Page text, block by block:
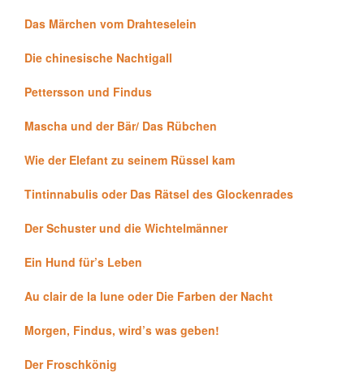
Das Märchen vom Drahteselein
Die chinesische Nachtigall
Pettersson und Findus
Mascha und der Bär/ Das Rübchen
Wie der Elefant zu seinem Rüssel kam
Tintinnabulis oder Das Rätsel des Glockenrades
Der Schuster und die Wichtelmänner
Ein Hund für’s Leben
Au clair de la lune oder Die Farben der Nacht
Morgen, Findus, wird’s was geben!
Der Froschkönig